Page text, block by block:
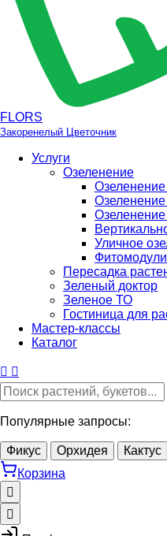
FLORS
Закоренелый Цветочник
Услуги
Озеленение
Уличное
Пересадка
Зеленый доктор
Зеленое ТО
Гостиница для
Мастер-классы
Каталог
Популярные запросы:
Фикус Орхидея Кактус
Корзина